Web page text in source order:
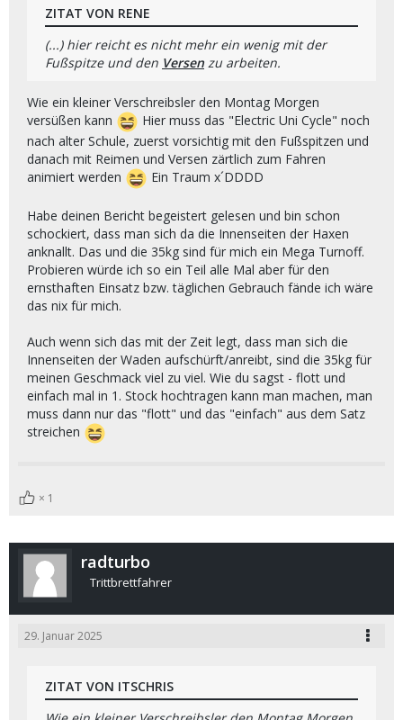
ZITAT VON RENE
(...) hier reicht es nicht mehr ein wenig mit der
Fußspitze und den Versen zu arbeiten.
Wie ein kleiner Verschreibsler den Montag Morgen
versüßen kann
Hier muss das "Electric Uni Cycle" noch
nach alter Schule, zuerst vorsichtig mit den Fußspitzen und
danach mit Reimen und Versen zärtlich zum Fahren
animiert werden
Ein Traum x´DDDD
Habe deinen Bericht begeistert gelesen und bin schon
schockiert, dass man sich da die Innenseiten der Haxen
anknallt. Das und die 35kg sind für mich ein Mega Turnoff.
Probieren würde ich so ein Teil alle Mal aber für den
ernsthaften Einsatz bzw. täglichen Gebrauch fände ich wäre
das nix für mich.
Auch wenn sich das mit der Zeit legt, dass man sich die
Innenseiten der Waden aufschürft/anreibt, sind die 35kg für
meinen Geschmack viel zu viel. Wie du sagst - flott und
einfach mal in 1. Stock hochtragen kann man machen, man
muss dann nur das "flott" und das "einfach" aus dem Satz
streichen
1
radturbo
Trittbrettfahrer
29. Januar 2025
ZITAT VON ITSCHRIS